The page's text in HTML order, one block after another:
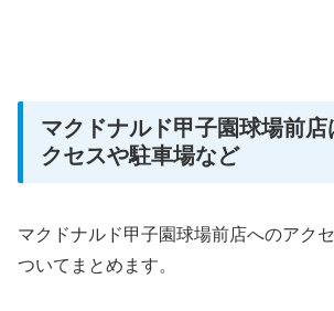
マクドナルド甲子園球場前
クセスや駐車場など
マクドナルド甲子園球場前店へのアク
ついてまとめます。